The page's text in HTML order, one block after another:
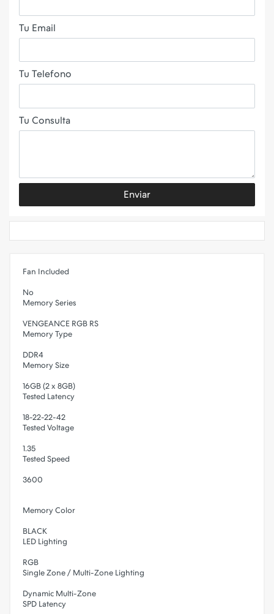
Tu Email
Tu Telefono
Tu Consulta
Enviar
Fan Included
No
Memory Series
VENGEANCE RGB RS
Memory Type
DDR4
Memory Size
16GB (2 x 8GB)
Tested Latency
18-22-22-42
Tested Voltage
1.35
Tested Speed
3600
Memory Color
BLACK
LED Lighting
RGB
Single Zone / Multi-Zone Lighting
Dynamic Multi-Zone
SPD Latency